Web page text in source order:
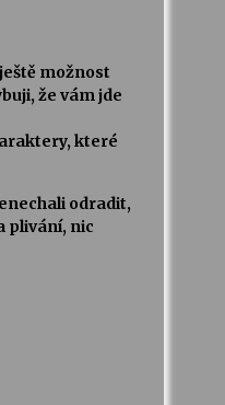
možnost
že vám jde
které
odradit,
plivání, nic